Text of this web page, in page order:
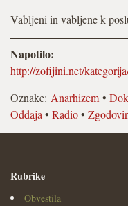
Vabljeni in vabljene k
Napotilo:
http://zofijini.net/
Oznake: Anarhizem•
Oddaja • Radio•
Rubrike
Obvestila